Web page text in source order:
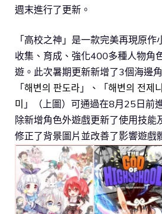
週末進行了更新。
「高校之神」是一款完美再現原
收集、育成、強化400多種人物角
遊。此次暑期更新新增了3個海邊
「해변의 판도라 」、「해변의 전제니
미 」（上圖）可通過在8月25日前
除新增角色外遊戲更新了使用技能
修正了背景圖片並改善了影響遊戲